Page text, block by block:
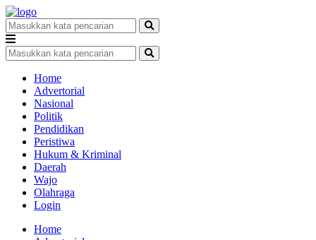
Home
Advertorial
Nasional
Politik
Pendidikan
Peristiwa
Hukum & Kriminal
Daerah
Wajo
Olahraga
Login
Home